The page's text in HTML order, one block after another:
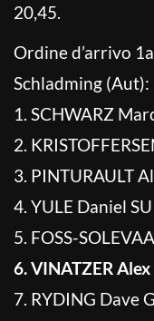
20,45.
Ordine d’arrivo
Schladming (Aut):
1. SCHWARZ
2.
3. PINTURAULT
4. YULE Daniel
5. FOSS-
6. VINATZER
7. RYDING Dave